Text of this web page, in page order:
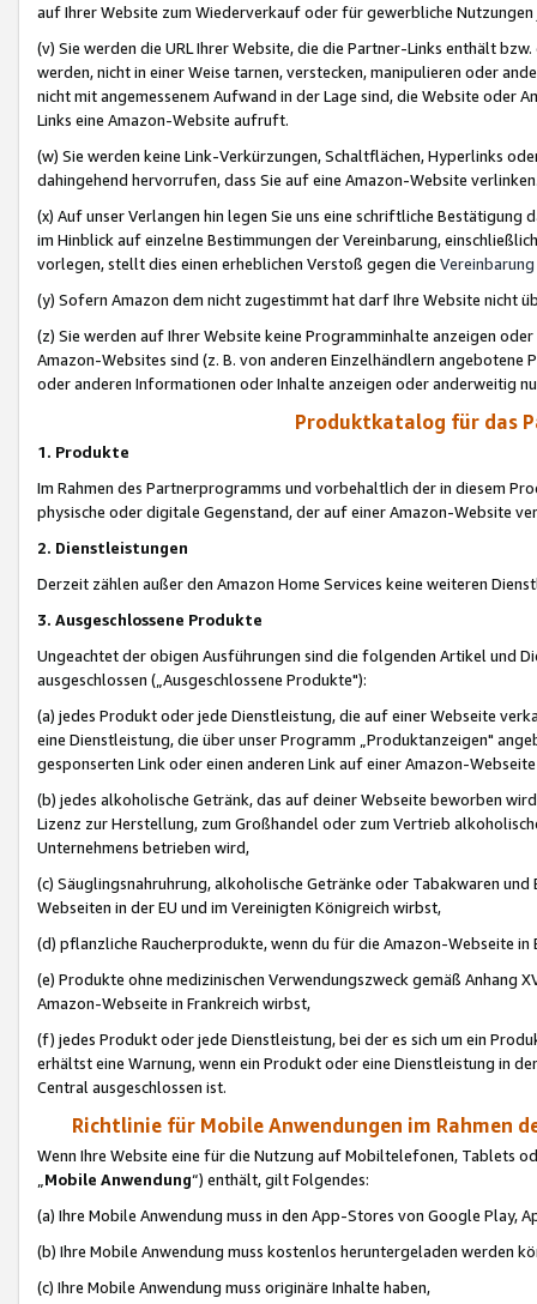
auf Ihrer Website zum Wiederverkauf oder für gewerbliche
(v) Sie werden die URL Ihrer Website, die die Partner-Links enthält
werden, nicht in einer Weise tarnen, verstecken, manipulieren oder
nicht mit angemessenem Aufwand in der Lage sind, die Website oder
Links eine Amazon-Website aufruft.
(w) Sie werden keine Link-Verkürzungen, Schaltflächen, Hyperlinks
dahingehend hervorrufen, dass Sie auf eine Amazon-Website
(x) Auf unser Verlangen hin legen Sie uns eine schriftliche
im Hinblick auf einzelne Bestimmungen der Vereinbarung,
vorlegen, stellt dies einen erheblichen Verstoß gegen die Vereinbarung
(y) Sofern Amazon dem nicht zugestimmt hat darf Ihre Website nicht
(z) Sie werden auf Ihrer Website keine Programminhalte anzeigen
Amazon-Websites sind (z. B. von anderen Einzelhändlern
oder anderen Informationen oder Inhalte anzeigen oder anderweitig
Produktkatalog für das
1. Produkte
Im Rahmen des Partnerprogramms und vorbehaltlich der in diesem
physische oder digitale Gegenstand, der auf einer Amazon-Website
2. Dienstleistungen
Derzeit zählen außer den Amazon Home Services keine weiteren
3. Ausgeschlossene Produkte
Ungeachtet der obigen Ausführungen sind die folgenden Artikel und
ausgeschlossen („Ausgeschlossene Produkte"):
(a) jedes Produkt oder jede Dienstleistung, die auf einer Webseite
eine Dienstleistung, die über unser Programm „Produktanzeigen"
gesponserten Link oder einen anderen Link auf einer Amazon-
(b) jedes alkoholische Getränk, das auf deiner Webseite beworben
Lizenz zur Herstellung, zum Großhandel oder zum Vertrieb
Unternehmens betrieben wird,
(c) Säuglingsnahruhrung, alkoholische Getränke oder Tabakwaren
Webseiten in der EU und im Vereinigten Königreich wirbst,
(d) pflanzliche Raucherprodukte, wenn du für die Amazon-Webseite in
(e) Produkte ohne medizinischen Verwendungszweck gemäß Anhang
Amazon-Webseite in Frankreich wirbst,
(f) jedes Produkt oder jede Dienstleistung, bei der es sich um ein
erhältst eine Warnung, wenn ein Produkt oder eine Dienstleistung in
Central ausgeschlossen ist.
Richtlinie für Mobile Anwendungen im Rahmen
Wenn Ihre Website eine für die Nutzung auf Mobiltelefonen, Tablets
„Mobile Anwendung“) enthält, gilt Folgendes:
(a) Ihre Mobile Anwendung muss in den App-Stores von Google Play,
(b) Ihre Mobile Anwendung muss kostenlos heruntergeladen werden
(c) Ihre Mobile Anwendung muss originäre Inhalte haben,